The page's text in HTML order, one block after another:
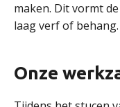
maken. Dit vormt
laag verf of behang.
Onze